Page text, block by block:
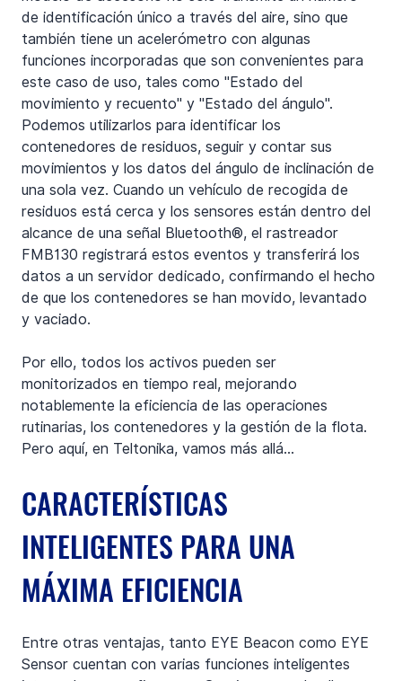
de identificación único a través del aire, sino que
también tiene un acelerómetro con algunas
funciones incorporadas que son convenientes para
este caso de uso, tales como "Estado del
movimiento y recuento" y "Estado del ángulo".
Podemos utilizarlos para identificar los
contenedores de residuos, seguir y contar sus
movimientos y los datos del ángulo de inclinación de
una sola vez. Cuando un vehículo de recogida de
residuos está cerca y los sensores están dentro del
alcance de una señal Bluetooth®, el rastreador
FMB130 registrará estos eventos y transferirá los
datos a un servidor dedicado, confirmando el hecho
de que los contenedores se han movido, levantado
y vaciado.
Por ello, todos los activos pueden ser
monitorizados en tiempo real, mejorando
notablemente la eficiencia de las operaciones
rutinarias, los contenedores y la gestión de la flota.
Pero aquí, en Teltonika, vamos más allá...
CARACTERÍSTICAS
INTELIGENTES PARA UNA
MÁXIMA EFICIENCIA
Entre otras ventajas, tanto EYE Beacon como EYE
Sensor cuentan con varias funciones inteligentes